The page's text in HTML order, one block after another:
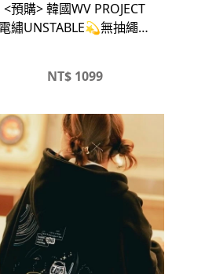
<預購> 韓國WV PROJECT
電繡UNSTABLE💫無抽繩高
NT$1099